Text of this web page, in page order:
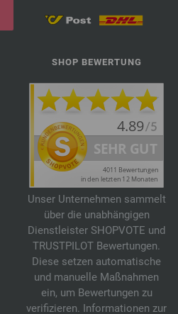
SHOP BEWERTUNG
Unser Unternehmen sammelt
über die unabhängigen
Dienstleister SHOPVOTE und
TRUSTPILOT Bewertungen.
Diese setzen automatische
und manuelle Maßnahmen
ein, um Bewertungen zu
verifizieren. Informationen zur